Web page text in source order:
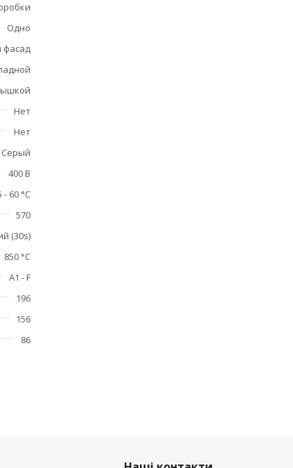
Одно
фасад
Нет
Нет
Серый
400 В
- 60 °C
570
(30s)
850 °C
A1 - F
196
156
86